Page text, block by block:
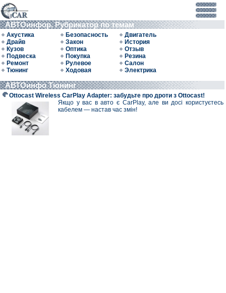
АВТОинфор. Рубрикатор по темам
Акустика Безопасность
Двигатель
Драйв
Закон
История
Кузов
Оптика
Отзыв
Подвеска
Покупка
Резина
Ремонт
Рулевое
Салон
Тюнинг
Ходовая Электрика
АВТОинфо Тюнинг
Ottocast Wireless CarPlay Adapter: забудьте про дроти з Ottocast!
Якщо у вас в авто є CarPlay, але ви досі користуєтесь
кабелем — настав час змін!